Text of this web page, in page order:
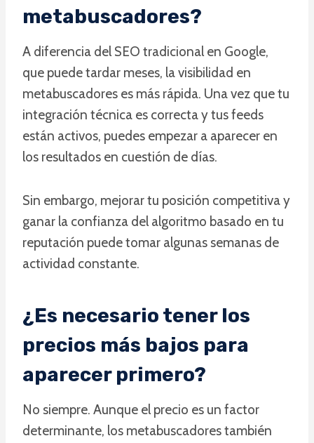
metabuscadores?
A diferencia del SEO tradicional en Google,
que puede tardar meses, la visibilidad en
metabuscadores es más rápida. Una vez que tu
integración técnica es correcta y tus feeds
están activos, puedes empezar a aparecer en
los resultados en cuestión de días.
Sin embargo, mejorar tu posición competitiva y
ganar la confianza del algoritmo basado en tu
reputación puede tomar algunas semanas de
actividad constante.
¿Es necesario tener los
precios más bajos para
aparecer primero?
No siempre. Aunque el precio es un factor
determinante, los metabuscadores también